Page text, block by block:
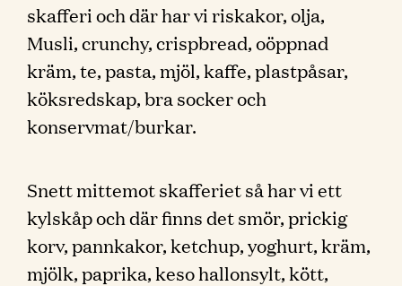
skafferi och där har vi riskakor, olja,
Musli, crunchy, crispbread, oöppnad
kräm, te, pasta, mjöl, kaffe, plastpåsar,
köksredskap, bra socker och
konservmat/burkar.
Snett mittemot skafferiet så har vi ett
kylskåp och där finns det smör, prickig
korv, pannkakor, ketchup, yoghurt, kräm,
mjölk, paprika, keso hallonsylt, kött,